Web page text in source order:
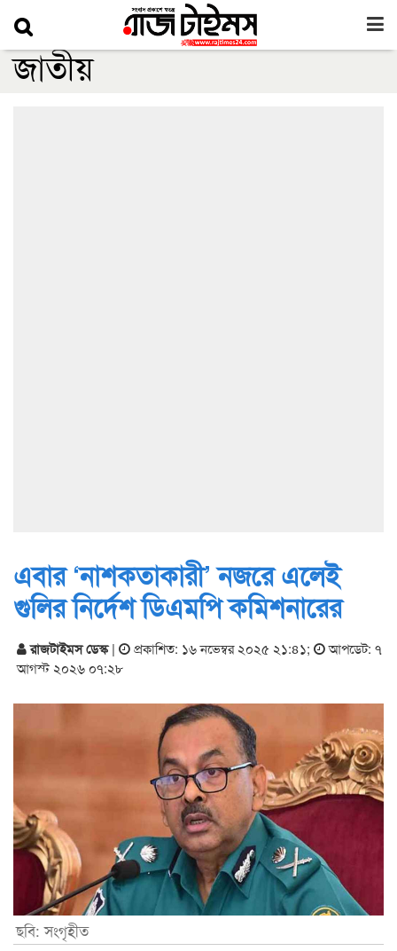
জাতীয়
এবার ‘নাশকতাকারী’ নজরে এলেই
গুলির নির্দেশ ডিএমপি কমিশনারের
রাজটাইমস ডেস্ক| প্রকাশিত: ১৬ নভেম্বর ২০২৫ ২১:৪১;
আপডেট: ৭
আগস্ট ২০২৬ ০৭:২৮
ছবি: সংগৃহীত